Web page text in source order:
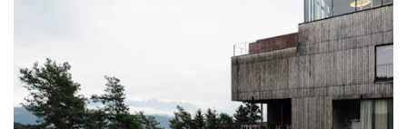
nur 12 Zimmer. Jedes ein kleines (Interior)Juwel. Vor den
Fenstern glitzert türkis der See bis er abends zunächst dunkel
petrol und schließlich schwarz und eins wird mit den dahinter
liegenden Bergen. Allein dieser Blick hinaus ist unbezahlbar. So
wie die Herzlichkeit des Teams, das sich vom Frühstück bis zum
letzten Glas Vino kümmert, den Gast, den Menschen im Fokus.